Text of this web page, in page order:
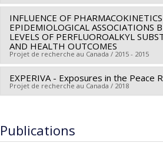
Lead researcher : Maryse Bouchard
Co-researchers : Marc-André Verner
Arbuckle,Gina Muckle,Linda Dodds
Funding sources:IRSC/Instituts de
Canada
Grant programs: PVXX5647-(MOP)
INFLUENCE OF
EPIDEMIOLOGICAL ASSOCIATIONS
LEVELS OF PERFLUOROALKYL
AND HEALTH OUTCOMES
Projet de recherche au Canada / 2015 - 2015
Lead researcher : Marc-André Verner
Co-researchers : Miyoung Yoon
EXPERIVA - Exposures in the Peace
Projet de recherche au Canada / 2018
Co-researchers :
Publications